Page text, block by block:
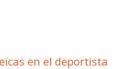
en el deportista